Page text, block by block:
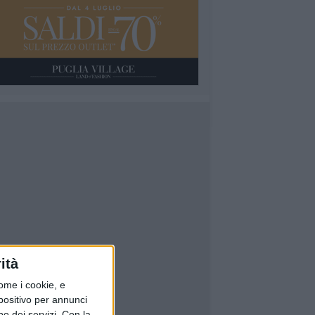
i cookie, e
per annunci